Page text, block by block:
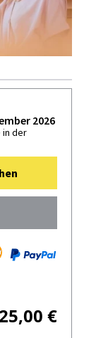
2026
in der
25,00 €